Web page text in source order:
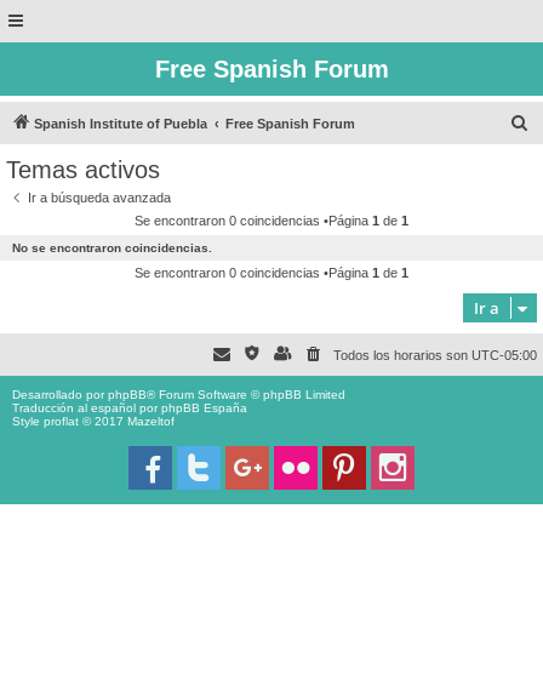
Free Spanish Forum
Spanish Institute of Puebla Free Spanish Forum
Temas activos
Ir a búsqueda avanzada
Se encontraron 0 coincidencias •Página 1 de 1
No se encontraron coincidencias.
Se encontraron 0 coincidencias •Página 1 de 1
Ir a
Todos los horarios son UTC-05:00
Desarrollado porphpBB® Forum Software © phpBB Limited
Traducción al español porphpBB España
Style proflat © 2017 Mazeltof